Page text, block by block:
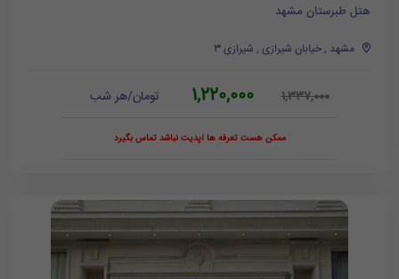
هتل طبرستان مشهد
مشهد , خیابان شیرازی , شیرازی 3
1,337,000
1,220,000 تومان/هر شب
ممکن هست تعرفه ها آپدیت نباشد تماس بگیرد